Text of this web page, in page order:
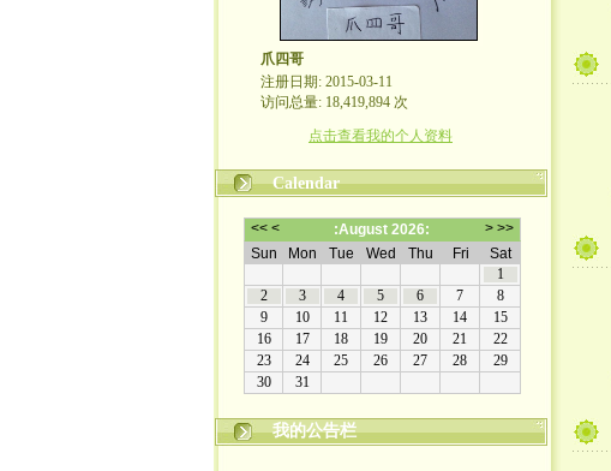
爪四哥
注册日期: 2015-03-11
访问总量: 18,419,894 次
点击查看我的个人资料
Calendar
我的公告栏